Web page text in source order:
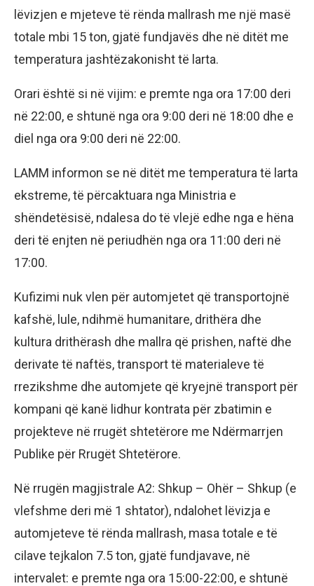
lëvizjen e mjeteve të rënda mallrash me një masë
totale mbi 15 ton, gjatë fundjavës dhe në ditët me
temperatura jashtëzakonisht të larta.
Orari është si në vijim: e premte nga ora 17:00 deri
në 22:00, e shtunë nga ora 9:00 deri në 18:00 dhe e
diel nga ora 9:00 deri në 22:00.
LAMM informon se në ditët me temperatura të larta
ekstreme, të përcaktuara nga Ministria e
shëndetësisë, ndalesa do të vlejë edhe nga e hëna
deri të enjten në periudhën nga ora 11:00 deri në
17:00.
Kufizimi nuk vlen për automjetet që transportojnë
kafshë, lule, ndihmë humanitare, drithëra dhe
kultura drithërash dhe mallra që prishen, naftë dhe
derivate të naftës, transport të materialeve të
rrezikshme dhe automjete që kryejnë transport për
kompani që kanë lidhur kontrata për zbatimin e
projekteve në rrugët shtetërore me Ndërmarrjen
Publike për Rrugët Shtetërore.
Në rrugën magjistrale A2: Shkup – Ohër – Shkup (e
vlefshme deri më 1 shtator), ndalohet lëvizja e
automjeteve të rënda mallrash, masa totale e të
cilave tejkalon 7.5 ton, gjatë fundjavave, në
intervalet: e premte nga ora 15:00-22:00, e shtunë